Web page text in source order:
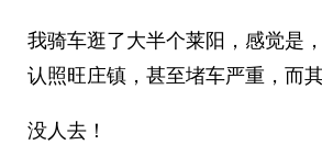
我骑车逛了大半个莱阳，感觉是
认照旺庄镇，甚至堵车严重，而
没人去！